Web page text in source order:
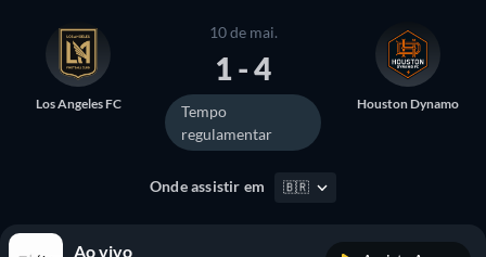
Los Angeles FC
10 de mai.
1 - 4
Tempo
regulamentar
Houston Dynamo
Onde assistir em 🇧🇷
Ao vivo